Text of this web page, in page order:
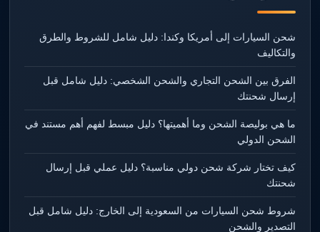
شحن السيارات إلى أمريكا وكندا: دليل شامل للشروط والطرق
والتكاليف
الفرق بين الشحن التجاري والشحن الشخصي: دليل شامل قبل
إرسال شحنتك
ما هي بوليصة الشحن وما أهميتها؟ دليل مبسط لفهم أهم مستند في
الشحن الدولي
كيف تختار شركة شحن دولي مناسبة؟ دليل عملي قبل إرسال
شحنتك
شروط شحن السيارات من السعودية إلى الخارج: دليل شامل قبل
التصدير والشحن